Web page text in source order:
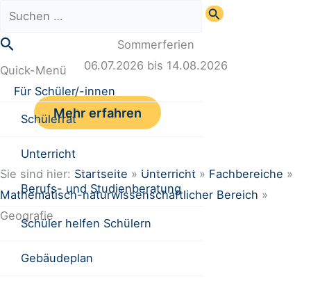
Zum
springen
Suchen
Suchen
Quick-Menü
Für Schüler/-innen
Schülerrat
Unterricht
Berufs- und Studienberatung
Schüler helfen Schülern
Gebäudeplan
Sommerferien
06.07.2026 bis 14.08.2026
Mehr erfahren
Sie sind hier: Startseite » Unterricht » Fachbereiche »
Mathematisch-naturwissenschaftlicher Bereich »
Geografie